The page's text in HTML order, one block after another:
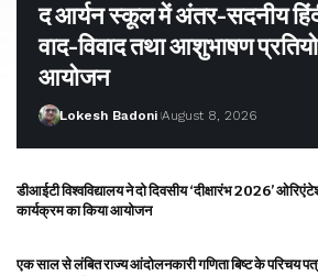
द आर्यन स्कूल में अंतर-सदनीय
वाद-विवाद तथा आशुभाषण
आयोजन
Lokesh Badoni August 8, 2026
डीआईटी विश्वविद्यालय ने दो दिवसीय ‘दीक्षारंभ 2026’
कार्यक्रम का किया आयोजन
एक साल से लंबित राज्य आंदोलनकारी गणिता बिष्ट के परिचय